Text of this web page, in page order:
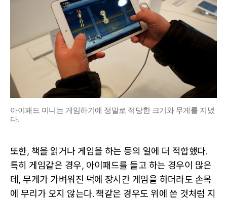
아이패드 미니는 게임하기에 정말로 적당한 크기와 무게를 지녔
다.
또한, 책을 읽거나 게임을 하는 등의 일에 더 적합했다.
특히 게임같은 경우, 아이패드를 들고 하는 경우이 많은
데, 무게가 가벼워진 덕에 장시간 게임을 하더라도 손목
에 무리가 오지 않는다. 책같은 경우도 위에 쓴 것처럼 지